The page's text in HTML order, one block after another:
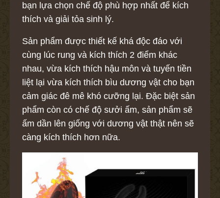
bạn lựa chọn chế độ phù hợp nhất để kích
thích và giải tỏa sinh lý.
Sản phẩm được thiết kế khá độc đáo với
cùng lúc rung và kích thích 2 điểm khác
nhau, vừa kích thích hậu môn và tuyến tiền
liệt lại vừa kích thích bìu dương vật cho bạn
cảm giác đê mê khó cưỡng lại. Đặc biệt sản
phẩm còn có chế độ sưởi ấm, sản phẩm sẽ
ấm dần lên giống với dương vật thật nên sẽ
càng kích thích hơn nữa.